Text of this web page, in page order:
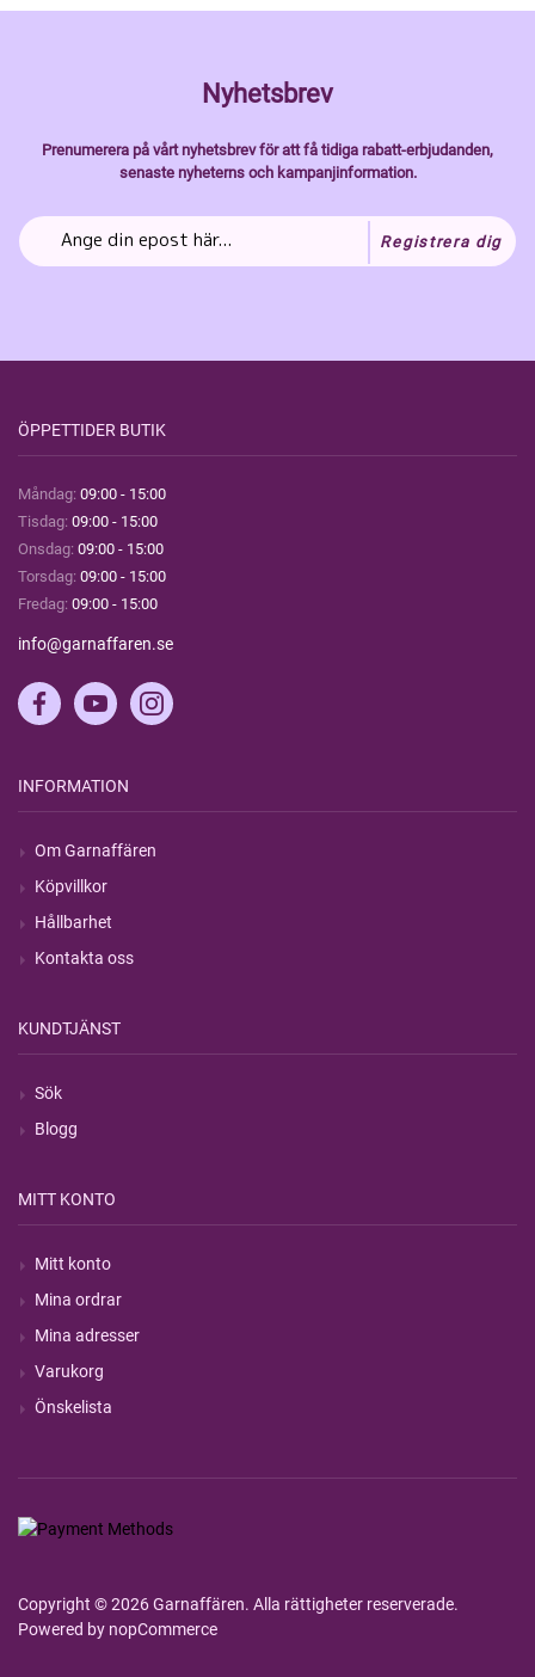
Nyhetsbrev
Prenumerera på vårt nyhetsbrev för att få tidiga rabatt-erbjudanden,
senaste nyheterns och kampanjinformation.
Registrera dig
ÖPPETTIDER BUTIK
Måndag: 09:00 - 15:00
Tisdag: 09:00 - 15:00
Onsdag: 09:00 - 15:00
Torsdag: 09:00 - 15:00
Fredag: 09:00 - 15:00
info@garnaffaren.se
INFORMATION
Om Garnaffären
Köpvillkor
Hållbarhet
Kontakta oss
KUNDTJÄNST
Sök
Blogg
MITT KONTO
Mitt konto
Mina ordrar
Mina adresser
Varukorg
Önskelista
Copyright © 2026 Garnaffären. Alla rättigheter reserverade.
Powered by nopCommerce